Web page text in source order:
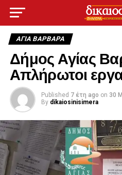
ΑΓΙΑ ΒΑΡΒΑΡΑ
Δήμος Αγίας
Απλήρωτοι
Published 7 έτη ago on 30
By dikaiosinisimera